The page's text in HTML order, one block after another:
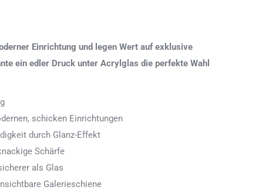
Einrichtung und legen Wert auf exklusive
ein edler Druck unter Acrylglas die perfekte Wahl
schicken Einrichtungen
durch Glanz-Effekt
Schärfe
als Glas
Galerieschiene